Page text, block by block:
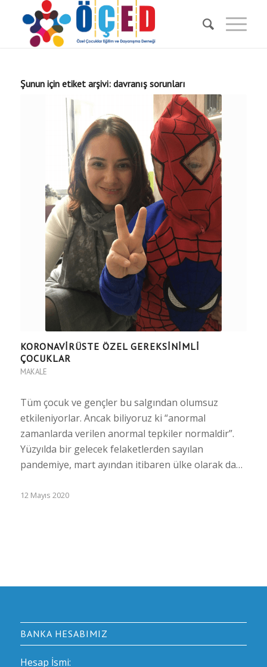
Şunun için etiket arşivi: davranış sorunları
KORONAVİRÜSTE ÖZEL GEREKSİNİMLİ
ÇOCUKLAR
MAKALE
Tüm çocuk ve gençler bu salgından olumsuz
etkileniyorlar. Ancak biliyoruz ki “anormal
zamanlarda verilen anormal tepkiler normaldir”.
Yüzyılda bir gelecek felaketlerden sayılan
pandemiye, mart ayından itibaren ülke olarak da…
12 Mayıs 2020
BANKA HESABIMIZ
Hesap İsmi: